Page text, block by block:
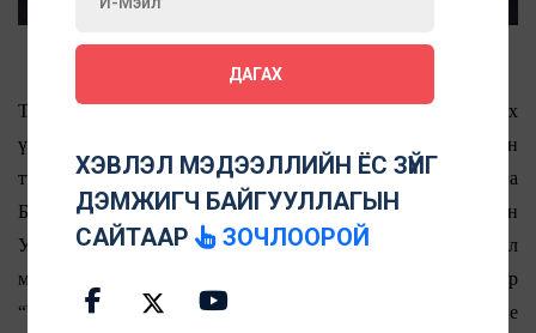
Төслийн танилцуулгын төгсгөлд Хүний эрхийг хангах
үндэсний хорооны ажлын албаны дарга, Нээлттэй засгийн
түншлэлийн үндэсний зөвлөлийн нарийн бичгийн дарга
Б.Болорсайхан, “Бодлогод залуусын хяналт” ТББ-ын
Удирдах зөвлөлийн дарга Ц.Мандхайхатан, Хэвлэл
мэдээллийн зөвлөлийн Гүйцэтгэх захирал Г.Гүнжидмаа нар
“Чанарын стандарт нь сэтгүүл зүй, иргэний нийгмийн бие
ДАГАХ
ХЭВЛЭЛ МЭДЭЭЛЛИЙН ЁС ЗҮЙГ
ДЭМЖИГЧ БАЙГУУЛЛАГЫН
САЙТААР
ЗОЧЛООРОЙ